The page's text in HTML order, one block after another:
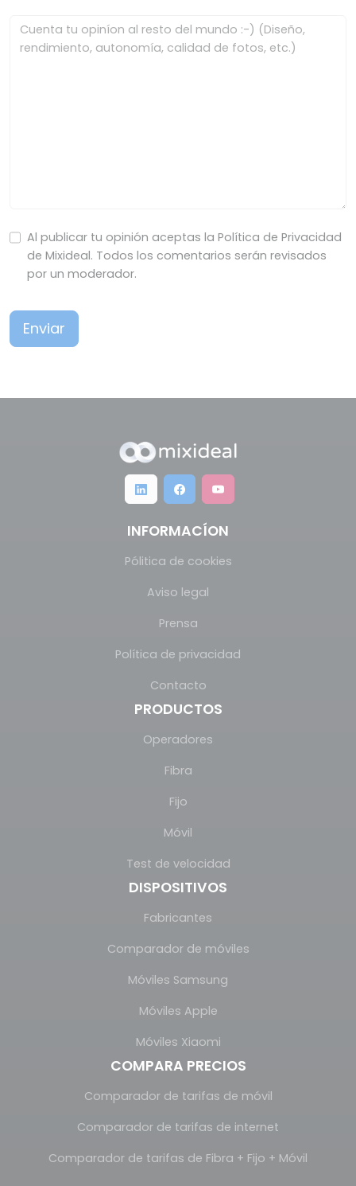
Al publicar tu opinión aceptas la Política de Privacidad
de Mixideal. Todos los comentarios serán revisados
por un moderador.
Enviar
INFORMACÍON
Pólitica de cookies
Aviso legal
Prensa
Política de privacidad
Contacto
PRODUCTOS
Operadores
Fibra
Fijo
Móvil
Test de velocidad
DISPOSITIVOS
Fabricantes
Comparador de móviles
Móviles Samsung
Móviles Apple
Móviles Xiaomi
COMPARA PRECIOS
Comparador de tarifas de móvil
Comparador de tarifas de internet
Comparador de tarifas de Fibra + Fijo + Móvil